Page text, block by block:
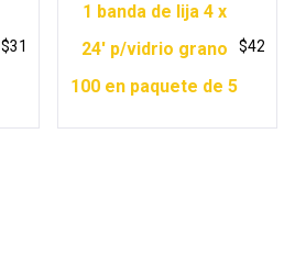
$31
1 banda de lija 4 x
24′ p/vidrio grano
100 en paquete de 5
$42